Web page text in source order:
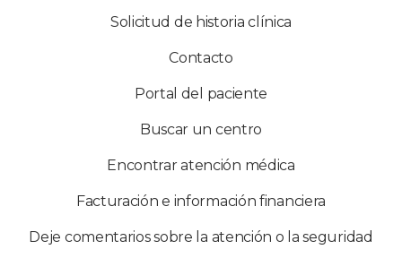
Solicitud de historia clínica
Contacto
Portal del paciente
Buscar un centro
Encontrar atención médica
Facturación e información financiera
Deje comentarios sobre la atención o la seguridad